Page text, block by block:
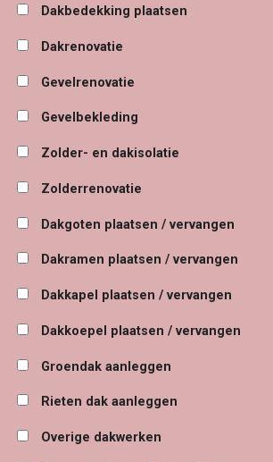
Dakbedekking plaatsen
Dakrenovatie
Gevelrenovatie
Gevelbekleding
Zolder- en dakisolatie
Zolderrenovatie
Dakgoten plaatsen / vervangen
Dakramen plaatsen / vervangen
Dakkapel plaatsen / vervangen
Dakkoepel plaatsen / vervangen
Groendak aanleggen
Rieten dak aanleggen
Overige dakwerken